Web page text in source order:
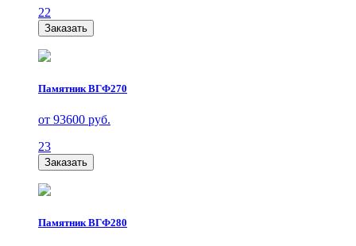
22
Заказать
Памятник ВГФ270
от 93600 руб.
23
Заказать
Памятник ВГФ280